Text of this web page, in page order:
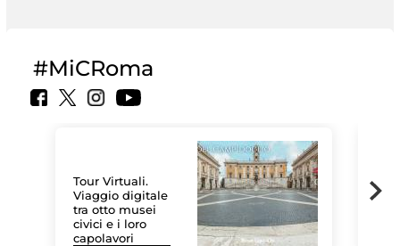
#MiCRoma
Tour Virtuali.
Viaggio digitale
tra otto musei
civici e i loro
capolavori